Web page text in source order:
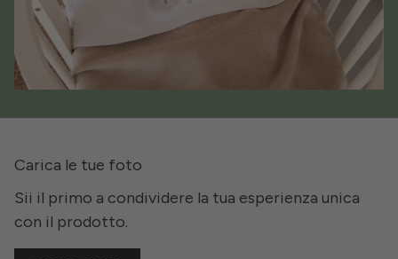
Carica le tue foto
Sii il primo a condividere la tua esperienza unica
con il prodotto.